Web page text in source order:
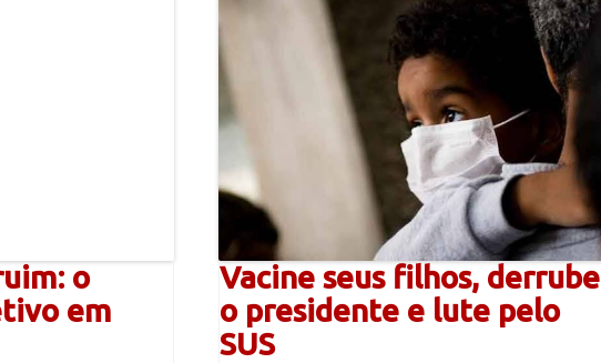
o
em
Vacine seus filhos, derrube
o presidente e lute pelo
SUS